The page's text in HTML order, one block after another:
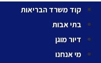
קוד משרד הבריאות
בתי אבות
דיור מוגן
מי אנחנו